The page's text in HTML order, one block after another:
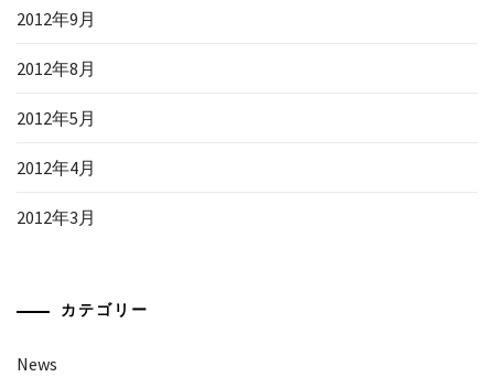
2012年9月
2012年8月
2012年5月
2012年4月
2012年3月
カテゴリー
News